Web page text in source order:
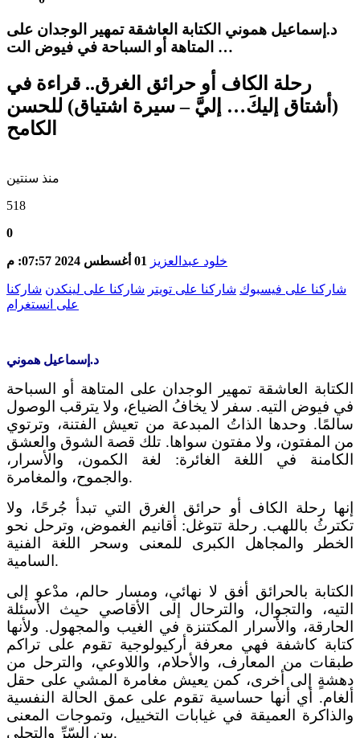
د.إسماعيل هموني الكتابة العاشقة تمهير الوجدان على
المتاهة أو السباحة في فيوض الت …
رحلة الكاف أو حرائق الغرق.. قراءة في
(أشتاق إليكَ… إليَّ – سيرة اشتياق) للحسن
الكامح
منذ سنتين
518
0
خلود عبدالعزيز 01 أغسطس 2024 07:57: م
شاركنا على فيسبوك شاركنا على تويتر شاركنا على لينكدن شاركنا
على انستغرام
د.إسماعيل هموني
الكتابة العاشقة تمهير الوجدان على المتاهة أو السباحة
في فيوض التيه. سفر لا يخافُ الضياع، ولا يترقب الوصول
سالمًا. وحدها الذاتُ المبدعة من تعيش الفتنة، وترتوي
من المفتون، ولا مفتون سواها. تلك قصة الشوق والعشق
الكامنة في اللغة الغائرة: لغة الكمون، والأسرار،
والجموح، والمغامرة.
إنها رحلة الكاف أو حرائق الغرق التي تبدأ جُرحًا، ولا
تكترثُ باللهب. رحلة تتوغل: أقانيم الغموض، وترحل نحو
الخطر والمجاهل الكبرى للمعنى وسحر اللغة الفنية
السامية.
الكتابة بالحرائق أفق لا نهائي، ومسار حالم، مدْعو إلى
التيه، والتجوال، والترحال إلى الأقاصي حيث الأسئلة
الحارقة، والأسرار المكتنزة في الغيب والمجهول. ولأنها
كتابة كاشفة فهي معرفة أركيولوجية تقوم على تراكم
طبقات من المعارف، والأحلام، واللاوعي، والترحل من
دهشةٍ إلى أخرى، كمن يعيش مغامرة المشي على حقل
ألغام. أي أنها حساسية تقوم على عمق الحالة النفسية
والذاكرة العميقة في غيابات التخييل، وتموجات المعنى
بين السّرِّ والتجلي.